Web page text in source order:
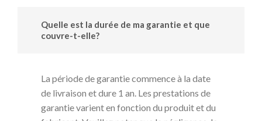
Quelle est la durée de ma garantie et que
couvre-t-elle?
La période de garantie commence à la date
de livraison et dure 1 an. Les prestations de
garantie varient en fonction du produit et du